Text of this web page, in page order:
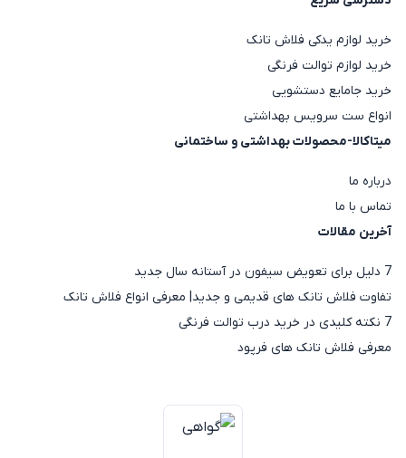
خرید لوازم یدکی فلاش تانک
خرید لوازم توالت فرنگی
خرید جامایع دستشویی
انواع ست سرویس بهداشتی
میتاکالا-محصولات بهداشتی و ساختمانی
درباره ما
تماس با ما
آخرین مقالات
7 دلیل برای تعویض سیفون در آستانه سال جدید
تفاوت فلاش تانک های قدیمی و جدید| معرفی انواع فلاش تانک
7 نکته کلیدی در خرید درب توالت فرنگی
معرفی فلاش تانک های فرپود